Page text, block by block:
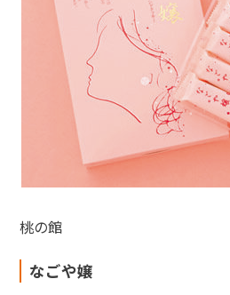
桃の館
なごや嬢